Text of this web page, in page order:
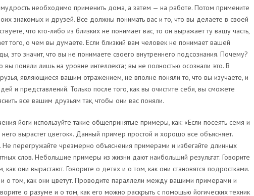
необходимо применить дома, а затем — на работе. Потом примените
знакомых и друзей. Все должны понимать вас и то, что вы делаете в своей
что кто-либо из близких не понимает вас, то он выражает ту вашу часть,
того, о чем вы думаете. Если близкий вам человек не понимает вашей
это значит, что вы не понимаете своего внутреннего подсознания. Почему?
вы поняли лишь на уровне интеллекта; вы не полностью осознали это. В
являющиеся вашим отражением, не вполне поняли то, что вы изучаете, и
и представлений. Только после того, как вы очистите себя, вы сможете
все вашим друзьям так, чтобы они вас поняли.
йоги используйте такие общепринятые примеры, как: «Если посеять семя и
него вырастет цветок». Данный пример простой и хорошо все объясняет.
перегружайте чрезмерно объяснения примерами и избегайте длинных
слов. Небольшие примеры из жизни дают наибольший результат. Говорите
как они вырастают. Говорите о детях и о том, как они становятся подростками.
и о том, как они цветут. Проводите параллели между вашими примерами и
о разуме и о том, как его можно раскрыть с помощью йогических техник